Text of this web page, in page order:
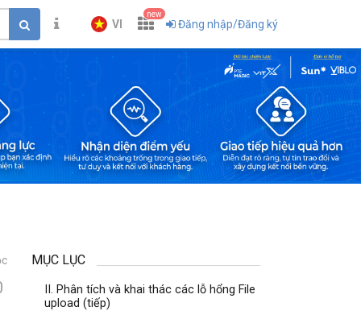
VI
new
Đăng nhập/Đăng ký
MỤC LỤC
II. Phân tích và khai thác các lỗ hổng File
upload (tiếp)